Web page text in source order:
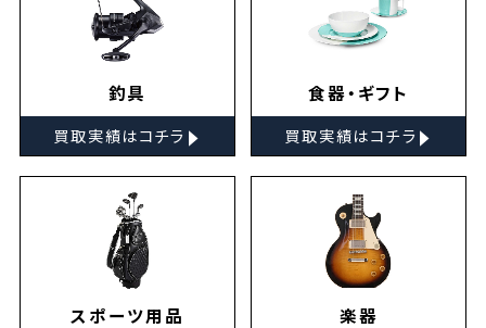
釣具
買取実績はコチラ ▸
食器・ギフト
買取実績はコチラ ▸
スポーツ用品 楽器